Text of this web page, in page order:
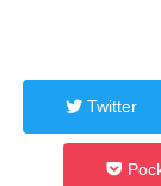
Twitter